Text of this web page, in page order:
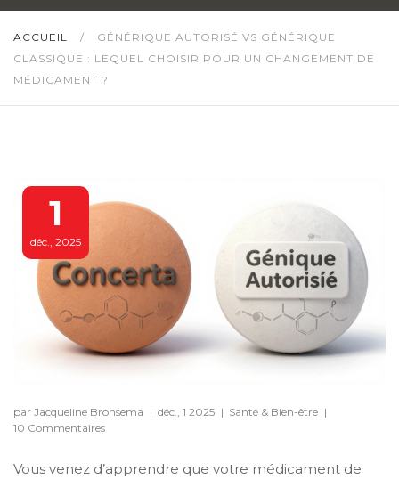
ACCUEIL /
GÉNÉRIQUE AUTORISÉ VS GÉNÉRIQUE
CLASSIQUE : LEQUEL CHOISIR POUR UN CHANGEMENT DE
MÉDICAMENT ?
1
déc., 2025
par Jacqueline Bronsema | déc., 1 2025 | Santé & Bien-être |
10 Commentaires
Vous venez d’apprendre que votre médicament de